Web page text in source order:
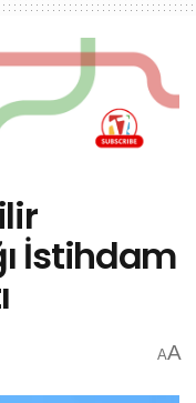
İstihdam
AA